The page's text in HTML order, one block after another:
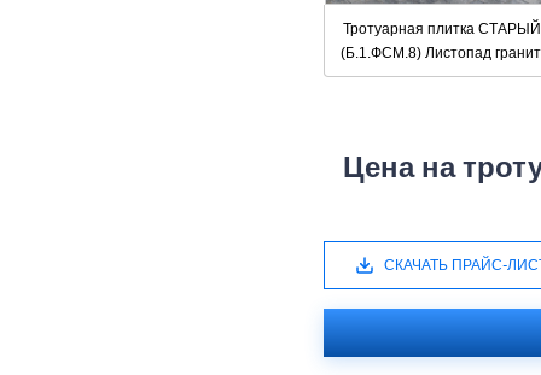
Тротуарная плитка
(Б.1.ФСМ.8) Листопад
Цена на
СКАЧАТЬ ПРАЙС-